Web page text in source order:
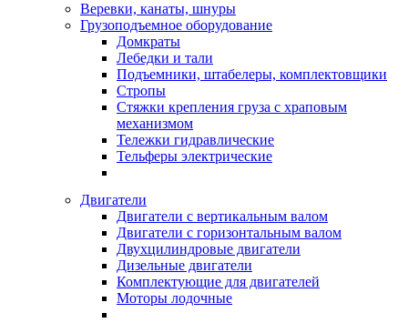
Веревки, канаты, шнуры
Грузоподъемное оборудование
Домкраты
Лебедки и тали
Подъемники, штабелеры, комплектовщики
Стропы
Стяжки крепления груза с храповым
механизмом
Тележки гидравлические
Тельферы электрические
Двигатели
Двигатели с вертикальным валом
Двигатели с горизонтальным валом
Двухцилиндровые двигатели
Дизельные двигатели
Комплектующие для двигателей
Моторы лодочные